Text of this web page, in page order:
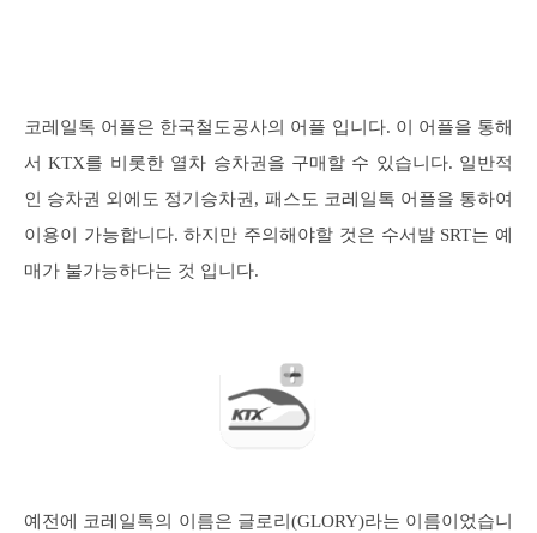
코레일톡 어플은 한국철도공사의 어플 입니다. 이 어플을 통해
서 KTX를 비롯한 열차 승차권을 구매할 수 있습니다. 일반적
인 승차권 외에도 정기승차권, 패스도 코레일톡 어플을 통하여
이용이 가능합니다. 하지만 주의해야할 것은 수서발 SRT는 예
매가 불가능하다는 것 입니다.
예전에 코레일톡의 이름은 글로리(GLORY)라는 이름이었습니